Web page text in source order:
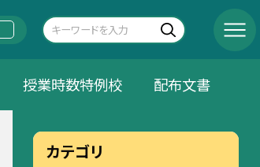
授業時数特例校 配布文書
カテゴリ